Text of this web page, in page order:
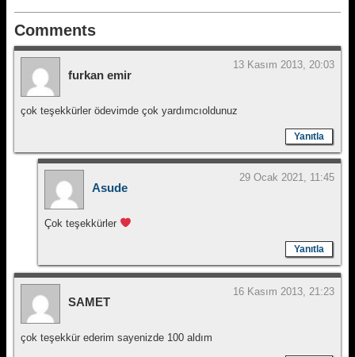
Comments
furkan emir
13 Kasım 2013, 20:03
çok teşekkürler ödevimde çok yardımcıoldunuz
Yanıtla
Asude
29 Ocak 2021, 11:45
Çok teşekkürler
Yanıtla
SAMET
16 Kasım 2013, 21:23
çok teşekkür ederim sayenizde 100 aldım